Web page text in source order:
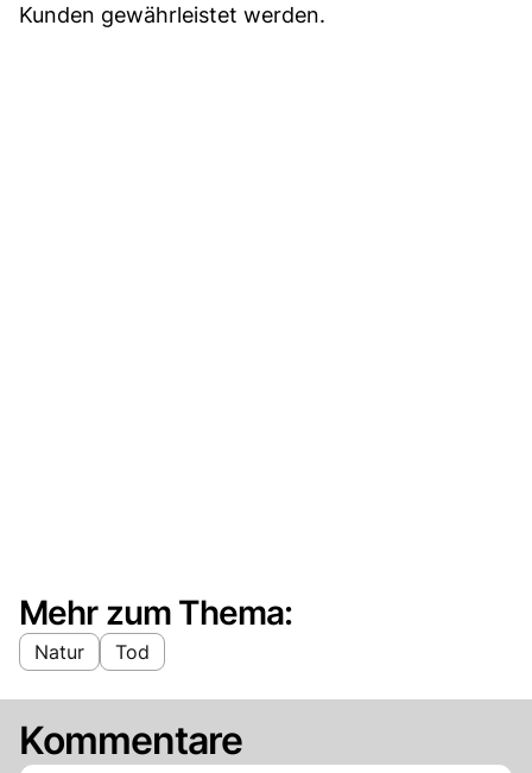
Kunden gewährleistet werden.
Mehr zum Thema:
Natur Tod
Kommentare